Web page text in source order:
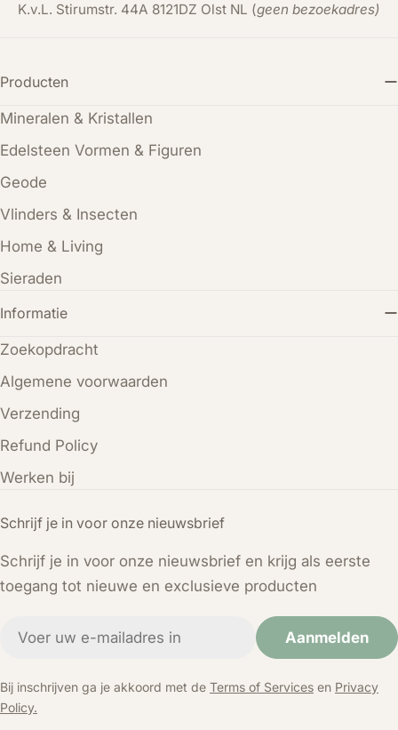
K.v.L. Stirumstr. 44A 8121DZ Olst NL (geen bezoekadres)
Schrijf je in voor onze nieuwsbrief
Schrijf je in voor onze nieuwsbrief en krijg als eerste
toegang tot nieuwe en exclusieve producten
Aanmelden
Bij inschrijven ga je akkoord met de Terms of Services en Privacy
Policy.
Producten
Mineralen & Kristallen
Edelsteen Vormen & Figuren
Geode
Vlinders & Insecten
Home & Living
Sieraden
Informatie
Zoekopdracht
Algemene voorwaarden
Verzending
Refund Policy
Werken bij